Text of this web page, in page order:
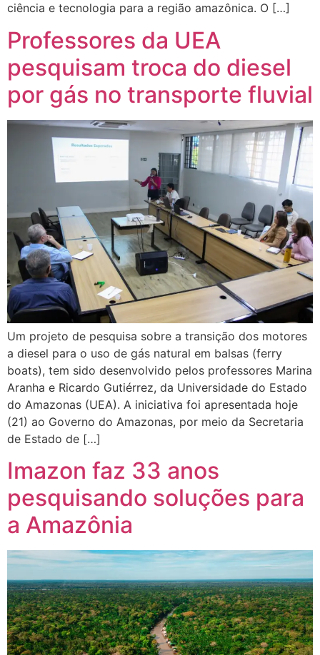
ciência e tecnologia para a região amazônica. O […]
Professores da UEA
pesquisam troca do diesel
por gás no transporte fluvial
Um projeto de pesquisa sobre a transição dos motores
a diesel para o uso de gás natural em balsas (ferry
boats), tem sido desenvolvido pelos professores Marina
Aranha e Ricardo Gutiérrez, da Universidade do Estado
do Amazonas (UEA). A iniciativa foi apresentada hoje
(21) ao Governo do Amazonas, por meio da Secretaria
de Estado de […]
Imazon faz 33 anos
pesquisando soluções para
a Amazônia